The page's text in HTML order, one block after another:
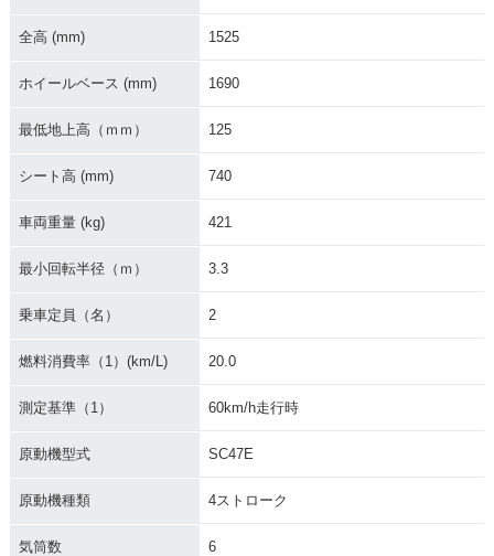
2020年 GOLDWIN
ジ
2020年 GOLDWING
ransmission・マイ
ナーチェンジ
2019年 GOLDWING
Tour Dual Clutch T
ーチェンジ
2019年 GOLDWING
Tour・カラーチェン
全高 (mm) 1525
ホイールベース (mm) 1690
最低地上高（ｍｍ） 125
シート高 (mm) 740
車両重量 (kg) 421
最小回転半径（ｍ） 3.3
乗車定員（名） 2
燃料消費率（1）(km/L) 20.0
測定基準（1） 60km/h走行時
原動機型式 SC47E
原動機種類 4ストローク
気筒数 6